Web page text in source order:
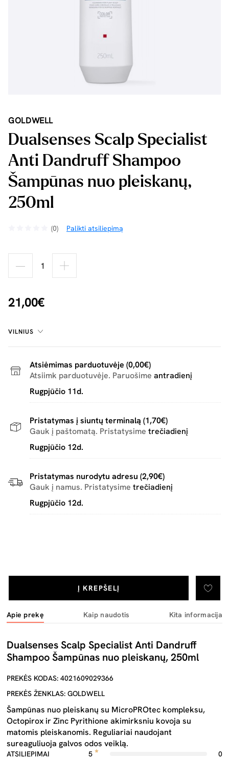
GOLDWELL
Dualsenses Scalp Specialist
Anti Dandruff Shampoo
Šampūnas nuo pleiskanų,
250ml
(0) Palikti atsiliepimą
21,00€
Į KREPŠELĮ
VILNIUS
Atsiėmimas parduotuvėje (0,00€)
Atsiimk parduotuvėje. Paruošime antradienį
Rugpjūčio 11d.
Pristatymas į siuntų terminalą (1,70€)
Gauk į paštomatą. Pristatysime trečiadienį
Rugpjūčio 12d.
Pristatymas nurodytu adresu (2,90€)
Gauk į namus. Pristatysime trečiadienį
Rugpjūčio 12d.
Apie prekę Kaip naudotis Kita informacija
Dualsenses Scalp Specialist Anti Dandruff
Shampoo Šampūnas nuo pleiskanų, 250ml
PREKĖS KODAS: 4021609029366
PREKĖS ŽENKLAS: GOLDWELL
Šampūnas nuo pleiskanų su MicroPROtec kompleksu,
Octopirox ir Zinc Pyrithione akimirksniu kovoja su
matomis pleiskanomis. Reguliariai naudojant
sureaguliuoja galvos odos veiklą.
ATSILIEPIMAI 5
0